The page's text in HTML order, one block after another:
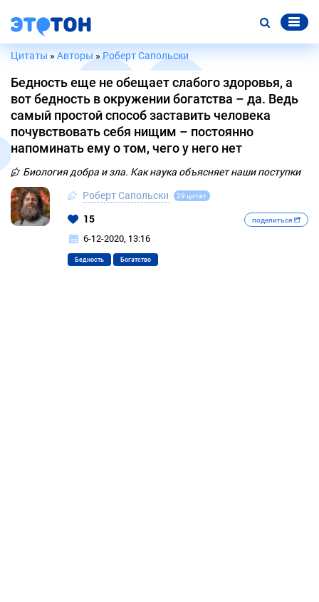
Цитаты » Авторы »Роберт Сапольски
Бедность еще не обещает слабого здоровья, а
вот бедность в окружении богатства – да. Ведь
самый простой способ заставить человека
почувствовать себя нищим – постоянно
напоминать ему о том, чего у него нет
Биология добра и зла. Как наука объясняет наши поступки
Роберт Сапольски
29 цитат
15 поделиться
6-12-2020, 13:16
Бедность Богатство